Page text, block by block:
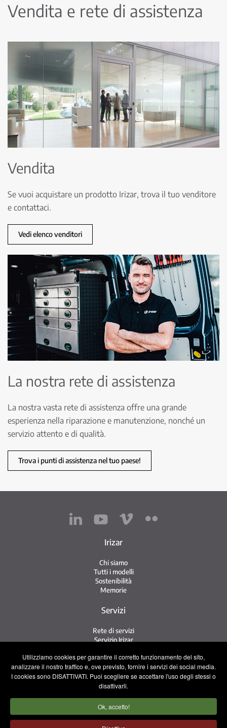
Utilizziamo cookies per garantire il corretto funzionamento del sito,
analizzare il nostro traffico e, ove previsto, fornire i servizi dei social media.
I cookies sono DISATTIVATI. Puoi scegliere se accettare l'uso degli stessi o
disattivarli.
Ok, accetto!
Vendita e rete di assistenza
Vendita
Se vuoi acquistare un prodotto Irizar, trova il tuo venditore
e contattaci.
Vedi elenco venditori
La nostra rete di assistenza
La nostra vasta rete di assistenza offre una grande
esperienza nella riparazione e manutenzione, nonché un
servizio attento e di qualità.
Trova i punti di assistenza nel tuo paese!
Irizar
Chi siamo
Tutti i modelli
Sostenibilità
Memorie
Servizi
Rete di servizi
Servizio Irizar
Usati
Contatto
Contatto
Lavora con noi
Squadra commerciale